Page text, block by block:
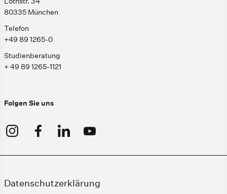
80335 München
Telefon
+49 89 1265-0
Studienberatung
+ 49 89 1265-1121
Folgen Sie uns
Datenschutzerklärung